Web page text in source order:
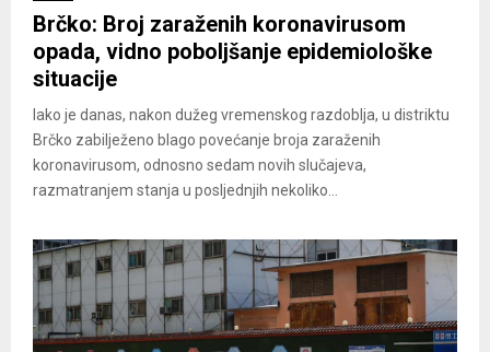
Brčko: Broj zaraženih koronavirusom
opada, vidno poboljšanje epidemiološke
situacije
Iako je danas, nakon dužeg vremenskog razdoblja, u distriktu
Brčko zabilježeno blago povećanje broja zaraženih
koronavirusom, odnosno sedam novih slučajeva,
razmatranjem stanja u posljednjih nekoliko...